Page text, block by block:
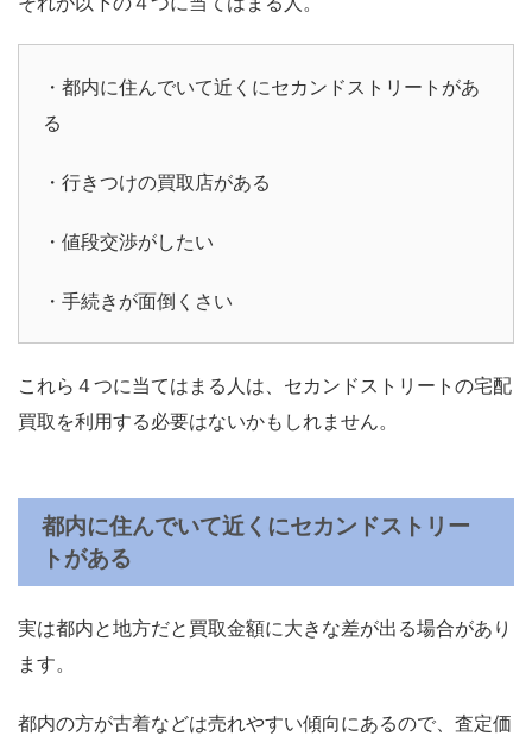
・都内に住んでいて近くにセカンドストリートがあ
る
・行きつけの買取店がある
・値段交渉がしたい
・手続きが面倒くさい
これら４つに当てはまる人は、セカンドストリートの宅配
買取を利用する必要はないかもしれません。
都内に住んでいて近くにセカンドストリー
トがある
実は都内と地方だと買取金額に大きな差が出る場合があり
ます。
都内の方が古着などは売れやすい傾向にあるので、査定価